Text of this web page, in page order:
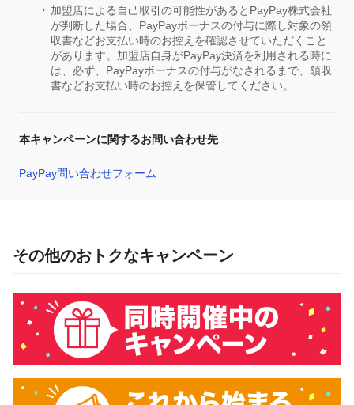
加盟店による自己取引の可能性があるとPayPay株式会社
が判断した場合、PayPayボーナスの付与に際し対象の領
収書などお支払い時のお控えを確認させていただくこと
があります。加盟店自身がPayPay決済を利用される時に
は、必ず、PayPayボーナスの付与がなされるまで、領収
書などお支払い時のお控えを保管してください。
本キャンペーンに関するお問い合わせ先
PayPay問い合わせフォーム
その他のおトクなキャンペーン